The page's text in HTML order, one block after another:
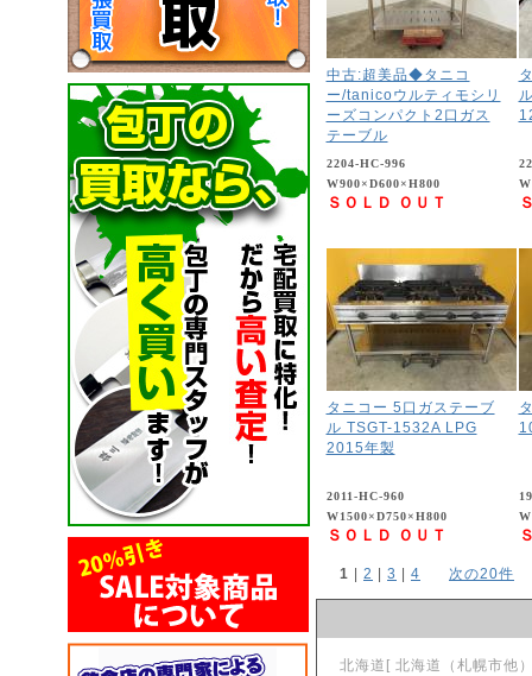
中古:超美品◆タニコ
ー/tanicoウルティモシリ
ーズコンパクト2口ガス
テーブル
2204-HC-996
W900×D600×H800
ＳＯＬＤ ＯＵＴ
タニコー 5口ガステーブ
ル TSGT-1532A LPG
2015年製
2011-HC-960
W1500×D750×H800
ＳＯＬＤ ＯＵＴ
1 | 2 | 3 | 4 次の20件
北海道[ 北海道（札幌市他